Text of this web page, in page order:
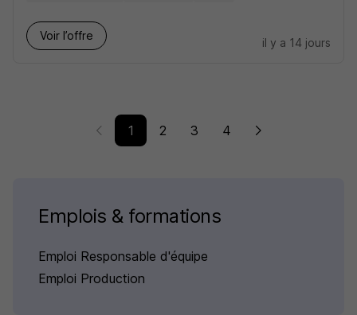
Voir l’offre
il y a 14 jours
1 2 3 4
Emplois & formations
Emploi Responsable d'équipe
Emploi Production